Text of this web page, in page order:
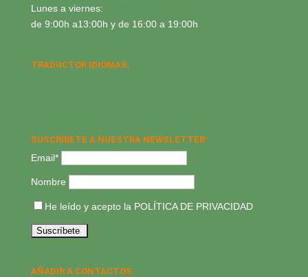
Lunes a viernes:
de 9:00h a13:00h y de 16:00 a 19:00h
TRADUCTOR IDIOMAS:
SUSCRÍBETE A NUESTRA NEWSLETTER:
Email*
Nombre
He leído y acepto la POLÍTICA DE PRIVACIDAD
AÑADIR A CONTACTOS: